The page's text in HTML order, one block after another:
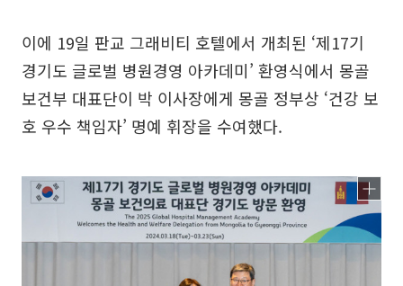
이에 19일 판교 그래비티 호텔에서 개최된 ‘제17기
경기도 글로벌 병원경영 아카데미’ 환영식에서 몽골
보건부 대표단이 박 이사장에게 몽골 정부상 ‘건강 보
호 우수 책임자’ 명예 휘장을 수여했다.